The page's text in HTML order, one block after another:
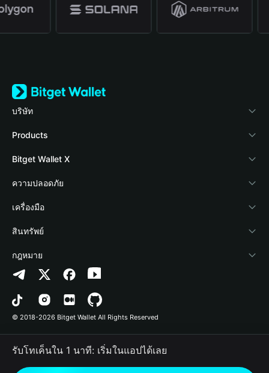
บริษัท
เกี่ยวกับ Bitget Wallet
Blog
Academy
ข่าวสารด้านคริปโต
ศูนย์ช่วยเหลือ
ติดต่อเรา
ทรัพยากรข้อมูลของแบรนด์
อาชีพ
Products
Crypto Card
Stablecoin Earn
Payfi Crypto
Crypto Swap API
Altcoin Season Index
Prediction Markets
DApp
RWA
Bitget Wallet X
นักพัฒนา
เชื่อมต่อ Wallet
Bitget Wallet Pay
ลิสต์โปรเจกต์
ความปลอดภัย
Protection Fund
เทคโนโลยีความปลอดภัย
เครื่องมือ
ซื้อคริปโต
การตรวจจับการอนุญาต
การตรวจจับสัญญา
การโอนเป็นชุด
สินทรัพย์
Arbitrum
Avalanche
Bitcoin
Polygon
กฎหมาย
นโยบายความเป็นส่วนตัว
ข้อตกลงในการใช้บริการ
© 2018-2026 Bitget Wallet All Rights Reserved
รับโทเค็นใน 1 นาที: เริ่มในแอปได้เลย